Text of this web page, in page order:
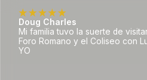
Doug Charles
Mi familia tuvo la suerte de
Foro Romano y el Coliseo con
YO